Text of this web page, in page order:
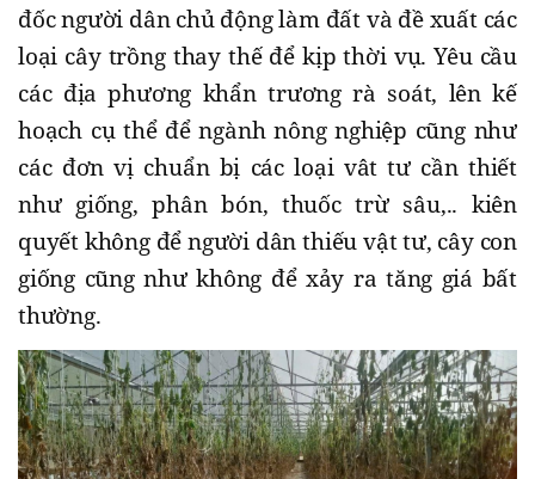
đốc người dân chủ động làm đất và đề xuất các
loại cây trồng thay thế để kịp thời vụ. Yêu cầu
các địa phương khẩn trương rà soát, lên kế
hoạch cụ thể để ngành nông nghiệp cũng như
các đơn vị chuẩn bị các loại vât tư cần thiết
như giống, phân bón, thuốc trừ sâu,.. kiên
quyết không để người dân thiếu vật tư, cây con
giống cũng như không để xảy ra tăng giá bất
thường.